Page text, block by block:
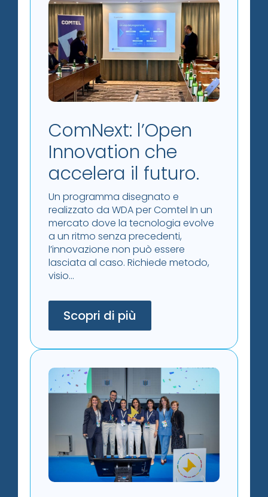
ComNext: l’Open
Innovation che
accelera il futuro.
Un programma disegnato e
realizzato da WDA per Comtel In un
mercato dove la tecnologia evolve
a un ritmo senza precedenti,
l’innovazione non può essere
lasciata al caso. Richiede metodo,
visio...
Scopri di più